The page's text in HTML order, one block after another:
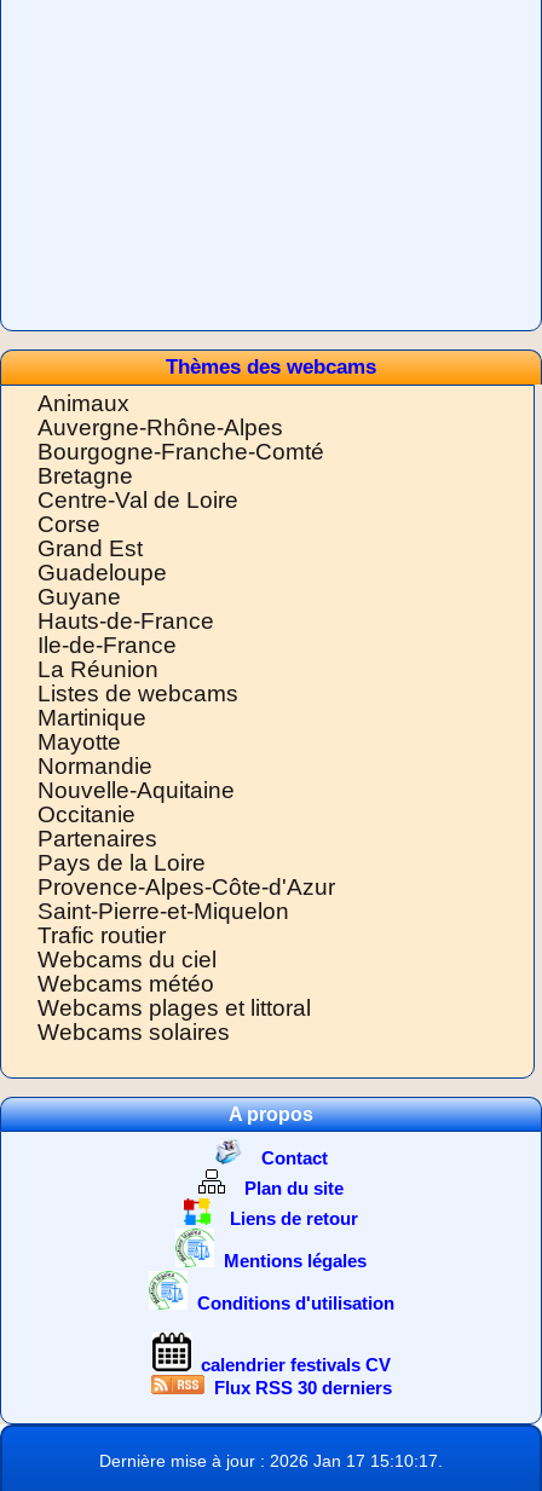
Thèmes des webcams
Animaux
Auvergne-Rhône-Alpes
Bourgogne-Franche-Comté
Bretagne
Centre-Val de Loire
Corse
Grand Est
Guadeloupe
Guyane
Hauts-de-France
Ile-de-France
La Réunion
Listes de webcams
Martinique
Mayotte
Normandie
Nouvelle-Aquitaine
Occitanie
Partenaires
Pays de la Loire
Provence-Alpes-Côte-d'Azur
Saint-Pierre-et-Miquelon
Trafic routier
Webcams du ciel
Webcams météo
Webcams plages et littoral
Webcams solaires
A propos
Contact
Plan du site
Liens de retour
Mentions légales
Conditions d'utilisation
calendrier festivals CV
Flux RSS 30 derniers
Dernière mise à jour : 2026 Jan 17 15:10:17.